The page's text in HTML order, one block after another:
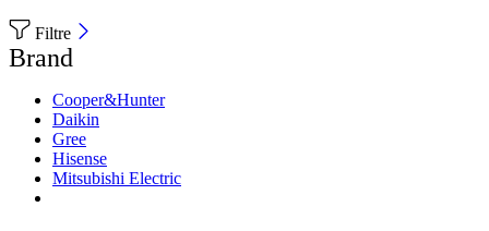
Filtre
Brand
Cooper&Hunter
Daikin
Gree
Hisense
Mitsubishi Electric